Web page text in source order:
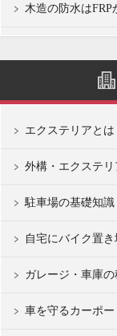
木造の防水は
エクステリアと
外構・エクステ
駐車場の基礎知識
自宅にバイク置
ガレージ・車庫
車を守るカーポ